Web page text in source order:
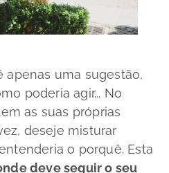
apenas uma sugestão,
poderia agir... No
as suas próprias
deseje misturar
o porquê. Esta
deve seguir o seu